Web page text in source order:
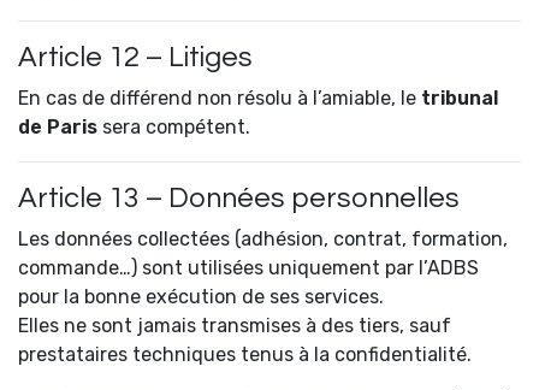
Article 12 – Litiges
En cas de différend non résolu à l’amiable, le tribunal
de Paris sera compétent.
Article 13 – Données personnelles
Les données collectées (adhésion, contrat, formation,
commande…) sont utilisées uniquement par l’ADBS
pour la bonne exécution de ses services.
Elles ne sont jamais transmises à des tiers, sauf
prestataires techniques tenus à la confidentialité.